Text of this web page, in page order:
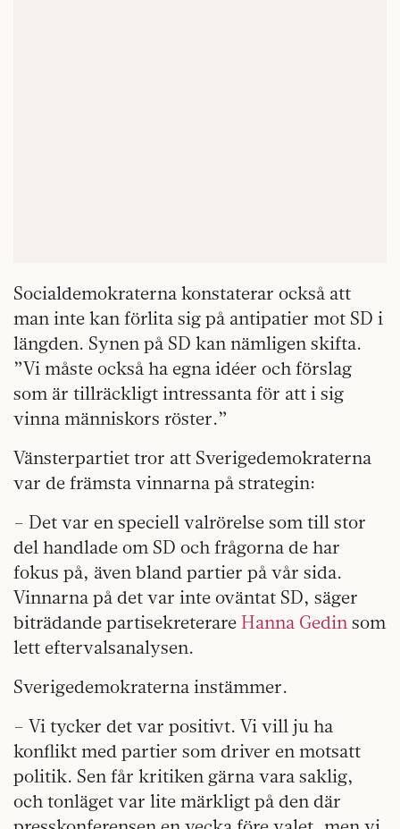
Socialdemokraterna konstaterar också att
man inte kan förlita sig på antipatier mot SD i
längden. Synen på SD kan nämligen skifta.
”Vi måste också ha egna idéer och förslag
som är tillräckligt intressanta för att i sig
vinna människors röster.”
Vänsterpartiet tror att Sverigedemokraterna
var de främsta vinnarna på strategin:
– Det var en speciell valrörelse som till stor
del handlade om SD och frågorna de har
fokus på, även bland partier på vår sida.
Vinnarna på det var inte oväntat SD, säger
biträdande partisekreterare Hanna Gedinsom
lett eftervalsanalysen.
Sverigedemokraterna instämmer.
– Vi tycker det var positivt. Vi vill ju ha
konflikt med partier som driver en motsatt
politik. Sen får kritiken gärna vara saklig,
och tonläget var lite märkligt på den där